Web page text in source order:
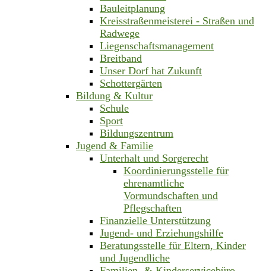
Bauleitplanung
Kreisstraßenmeisterei - Straßen und
Radwege
Liegenschaftsmanagement
Breitband
Unser Dorf hat Zukunft
Schottergärten
Bildung & Kultur
Schule
Sport
Bildungszentrum
Jugend & Familie
Unterhalt und Sorgerecht
Koordinierungsstelle für
ehrenamtliche
Vormundschaften und
Pflegschaften
Finanzielle Unterstützung
Jugend- und Erziehungshilfe
Beratungsstelle für Eltern, Kinder
und Jugendliche